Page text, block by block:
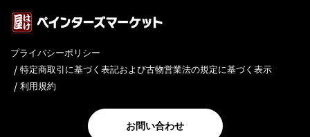
プライバシーポリシー
特定商取引に基づく表記および古物営業法の規定に基づく表示
利用規約
お問い合わせ